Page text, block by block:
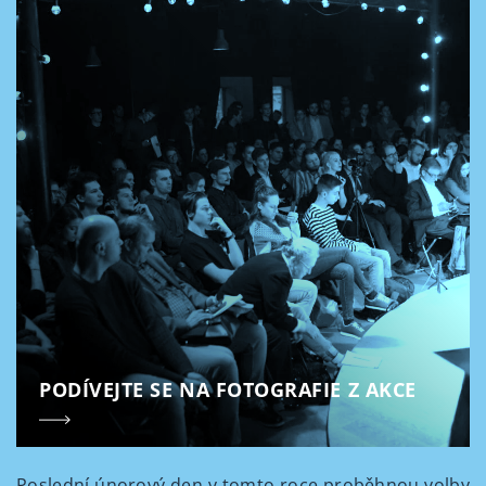
PODÍVEJTE SE NA FOTOGRAFIE Z AKCE